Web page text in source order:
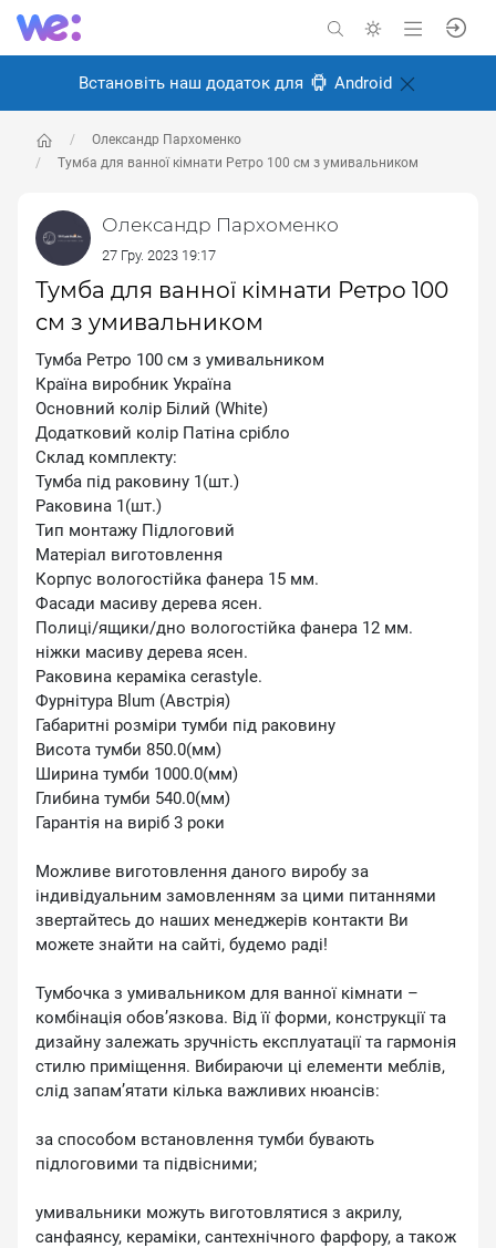
Встановіть наш додаток для Android
Олександр Пархоменко
Тумба для ванної кімнати Ретро 100 см з умивальником
Олександр Пархоменко
27 Гру. 2023 19:17
Тумба для ванної кімнати Ретро 100
см з умивальником
Тумба Ретро 100 см з умивальником
Країна виробник Україна
Основний колір Білий (White)
Додатковий колір Патіна срібло
Склад комплекту:
Тумба під раковину 1(шт.)
Раковина 1(шт.)
Тип монтажу Підлоговий
Матеріал виготовлення
Корпус вологостійка фанера 15 мм.
Фасади масиву дерева ясен.
Полиці/ящики/дно вологостійка фанера 12 мм.
ніжки масиву дерева ясен.
Раковина кераміка cerastyle.
Фурнітура Blum (Австрія)
Габаритні розміри тумби під раковину
Висота тумби 850.0(мм)
Ширина тумби 1000.0(мм)
Глибина тумби 540.0(мм)
Гарантія на виріб 3 роки
Можливе виготовлення даного виробу за
індивідуальним замовленням за цими питаннями
звертайтесь до наших менеджерів контакти Ви
можете знайти на сайті, будемо раді!
Тумбочка з умивальником для ванної кімнати –
комбінація обов’язкова. Від її форми, конструкції та
дизайну залежать зручність експлуатації та гармонія
стилю приміщення. Вибираючи ці елементи меблів,
слід запам’ятати кілька важливих нюансів:
за способом встановлення тумби бувають
підлоговими та підвісними;
умивальники можуть виготовлятися з акрилу,
санфаянсу, кераміки, сантехнічного фарфору, а також